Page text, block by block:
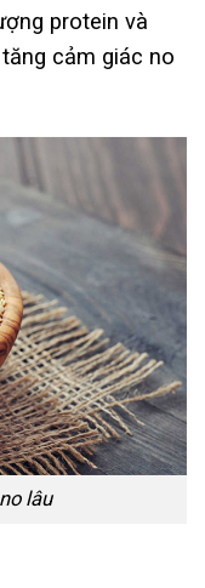
protein và
cảm giác no
lâu